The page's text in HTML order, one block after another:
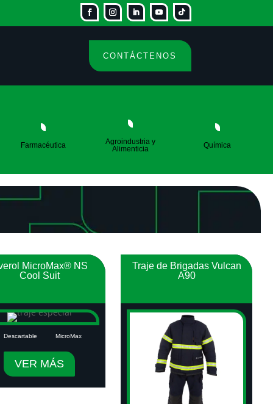
CONTÁCTENOS
Farmacéutica
Agroindustria y
Alimenticia
Química
MicroMax® NS
Cool Suit
Descartable MicroMax
VER MÁS
Traje de Brigadas Vulcan
A90